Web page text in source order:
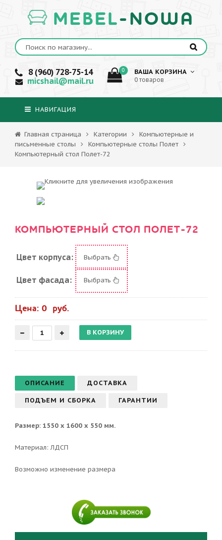
MEBEL-NOWA
8 (960) 728-75-14
micshail@mail.ru
0 ВАША КОРЗИНА
0 товаров
НАВИГАЦИЯ
Главная страница Категории
Компьютерные и
письменные столы
Компьютерные столы Полет
Компьютерный стол Полет-72
КОМПЬЮТЕРНЫЙ СТОЛ ПОЛЕТ-72
Цвет корпуса: Выбрать
Цвет фасада: Выбрать
Цена: 0 руб.
ОПИСАНИЕ ДОСТАВКА
ПОДЪЕМ И СБОРКА ГАРАНТИИ
Размер: 1550 х 1600 х 550 мм.
Материал: ЛДСП
Возможно изменение размера